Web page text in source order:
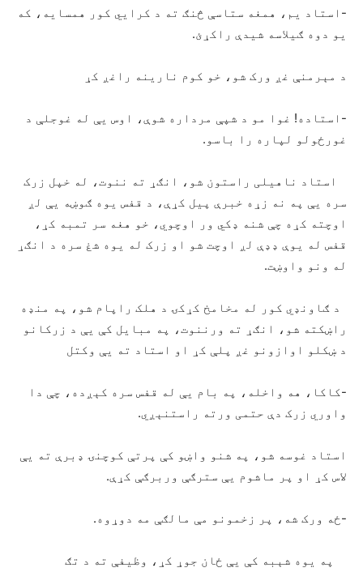
-استاد یم، همغه ستاسې څنګ ته د کرايي کور همسایه، که
یو دوه ګیلاسه شیدې راکړئ.
د مېرمنې غږ ورک شو، خو کوم نارینه راغږ کړ
-استاده! غوا مو د شپې مرداره شوې، اوس یې له غوجلې د
غورځولو لپاره را باسو.
استاد ناهیلی راستون شو، انګړ ته ننوت، له خپل زرک
سره یې په نه زړه خبرې پیل کړې، د قفس یوه ګوښه یې لږ
اوچته کړه چې شنه ډکي ور اوچوي، خو هغه سر تمبه کړ،
قفس له یوې ډډې لږ اوچت شو او زرک له یوه شغ سره د انګړ
له ونو واوښت.
د ګاونډي کور له مخامخ کړکۍ د هلک راپام شو، په منډه
راښکته شو، انګړ ته ورننوت، په مبایل کې یې د زرکانو
د ښکلو اوازونو غږ پلې کړ او استاد ته یې وکتل
-کاکا، هه واخله، په بام یې له قفس سره کېږده، چې دا
واوري زرک دې حتمی ورته راستنېږي.
استاد غوسه شو، په شنو واښو کې پرتې کوچنۍ ډبرې ته یې
لاس کړ او پر ماشوم یې سترګې وربرګې کړې.
-ځه ورک شه، پر زخمونو مې مالګې مه دوړوه.
په یوه شېبه کې یې ځان جوړ کړ، وظیفې ته د تګ